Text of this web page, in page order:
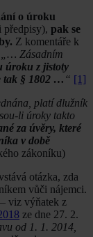
o úroku
předpisy), pak se
Z komentáře k
„… Zásadním
úroku z jistoty
tak § 1802 … “ [1]
platí dlužník
li úroky takto
za úvěry, které
v době
zákoníku)
otázka, zda
vůči nájemci.
viz výňatek z
ze dne 27. 2.
od 1. 1. 2014,